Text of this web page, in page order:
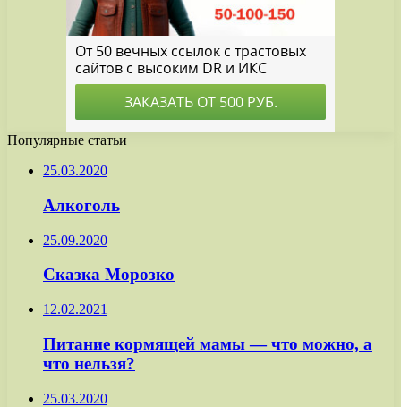
Популярные статьи
25.03.2020
Алкоголь
25.09.2020
Сказка Морозко
12.02.2021
Питание кормящей мамы — что можно, а
что нельзя?
25.03.2020